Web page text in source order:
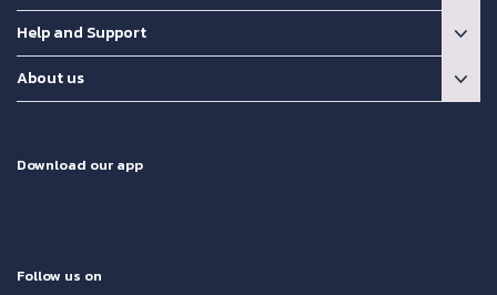
Help and Support
About us
Download our app
Follow us on